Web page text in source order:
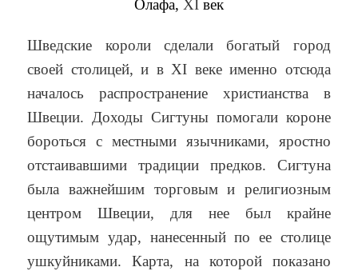
Олафа, XI век
Шведские короли сделали богатый город
своей столицей, и в XI веке именно отсюда
началось распространение христианства в
Швеции. Доходы Сигтуны помогали короне
бороться с местными язычниками, яростно
отстаивавшими традиции предков. Сигтуна
была важнейшим торговым и религиозным
центром Швеции, для нее был крайне
ощутимым удар, нанесенный по ее столице
ушкуйниками. Карта, на которой показано